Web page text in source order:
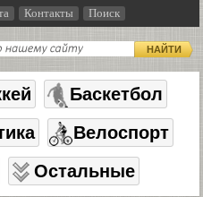
Контакты Поиск
НАЙТИ
Баскетбол
Велоспорт
Остальные